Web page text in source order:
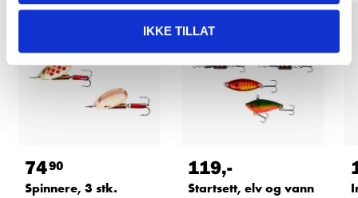
IKKE TILLAT
7490
Spinnere, 3 stk.
119,-
Startsett, elv og vann